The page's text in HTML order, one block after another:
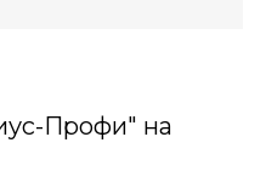
Профи" на